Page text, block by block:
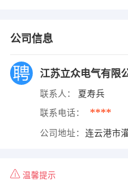
公司信息
江苏立众电气有限
联系人： 夏寿兵
联系电话： ****
公司地址： 连云港市
温馨提示